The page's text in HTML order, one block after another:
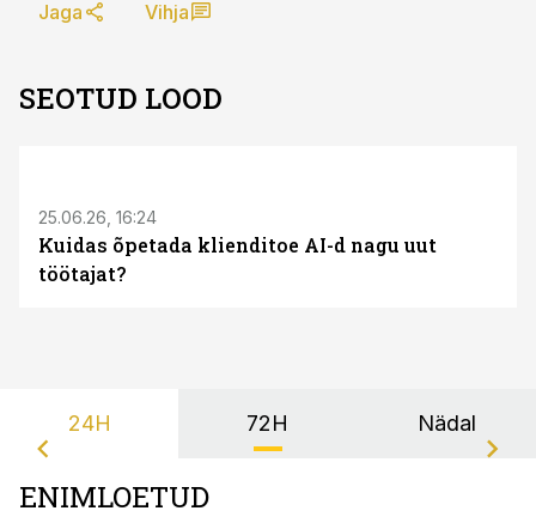
Jaga Vihja
SEOTUD LOOD
25.06.26, 16:24
Kuidas õpetada klienditoe AI-d nagu uut
töötajat?
24H 72H Nädal
ENIMLOETUD